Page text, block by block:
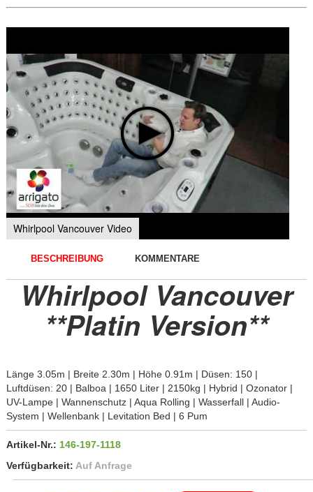
Whirlpool Vancouver Video
BESCHREIBUNG KOMMENTARE
Whirlpool Vancouver
**Platin Version**
Länge 3.05m | Breite 2.30m | Höhe 0.91m | Düsen: 150 |
Luftdüsen: 20 | Balboa | 1650 Liter | 2150kg | Hybrid | Ozonator |
UV-Lampe | Wannenschutz | Aqua Rolling | Wasserfall | Audio-
System | Wellenbank | Levitation Bed | 6 Pum
Artikel-Nr.: 146-197-1118
Verfügbarkeit: Auf Anfrage